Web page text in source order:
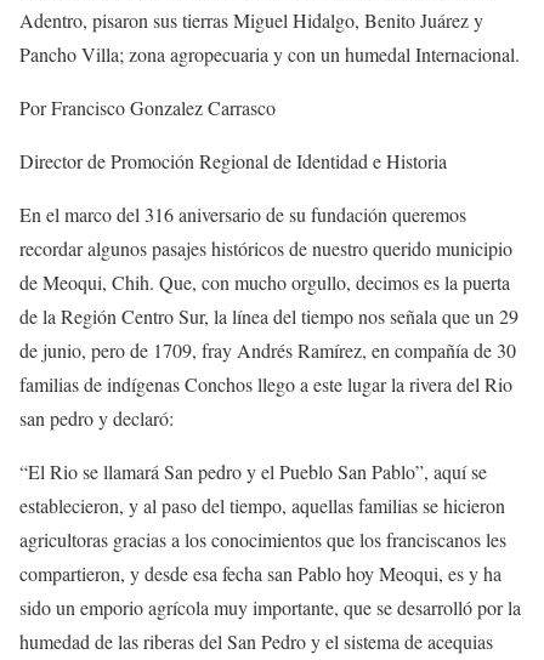
Adentro, pisaron sus tierras Miguel Hidalgo, Benito Juárez y
Pancho Villa; zona agropecuaria y con un humedal Internacional.
Por Francisco Gonzalez Carrasco
Director de Promoción Regional de Identidad e Historia
En el marco del 316 aniversario de su fundación queremos
recordar algunos pasajes históricos de nuestro querido municipio
de Meoqui, Chih. Que, con mucho orgullo, decimos es la puerta
de la Región Centro Sur, la línea del tiempo nos señala que un 29
de junio, pero de 1709, fray Andrés Ramírez, en compañía de 30
familias de indígenas Conchos llego a este lugar la rivera del Rio
san pedro y declaró:
“El Rio se llamará San pedro y el Pueblo San Pablo”, aquí se
establecieron, y al paso del tiempo, aquellas familias se hicieron
agricultoras gracias a los conocimientos que los franciscanos les
compartieron, y desde esa fecha san Pablo hoy Meoqui, es y ha
sido un emporio agrícola muy importante, que se desarrolló por la
humedad de las riberas del San Pedro y el sistema de acequias